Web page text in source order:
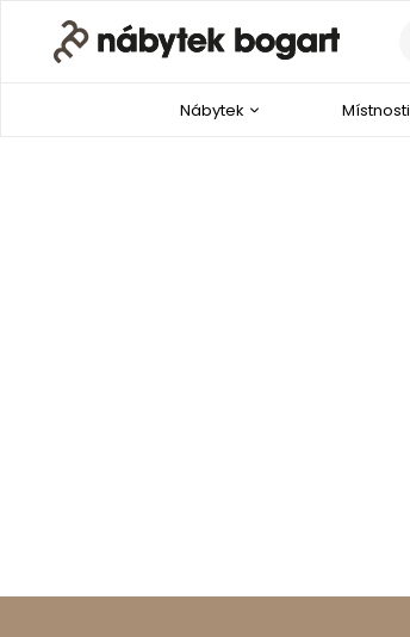
Nábytek Místnosti